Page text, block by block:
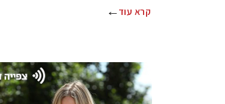
קרא עוד